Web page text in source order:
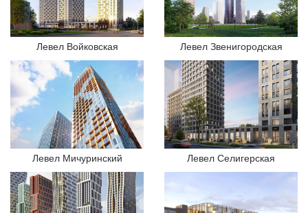
Левел Войковская Левел Звенигородская
Левел Мичуринский Левел Селигерская